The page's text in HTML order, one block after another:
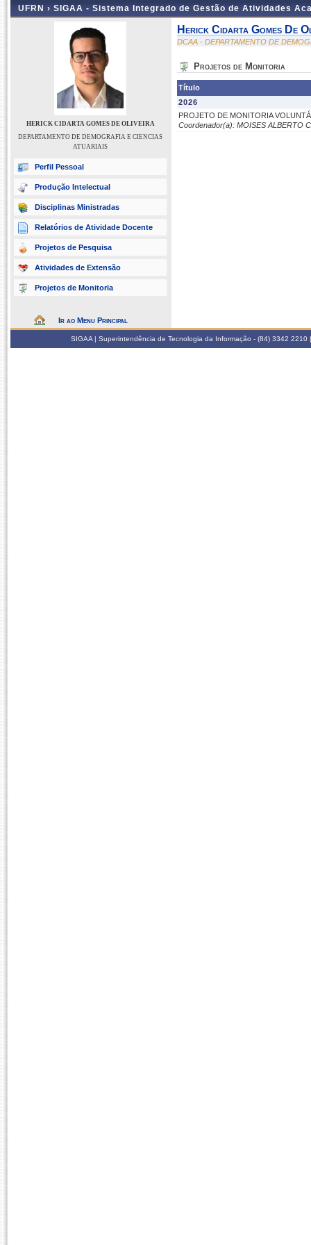
UFRN › SIGAA - Sistema Integrado de Gestão de Atividades
HERICK CIDARTA GOMES DE OLIVEIRA
DEPARTAMENTO DE DEMOGRAFIA E CIENCIAS
ATUARIAIS
Perfil Pessoal
Produção Intelectual
Disciplinas Ministradas
Relatórios de Atividade Docente
Projetos de Pesquisa
Atividades de Extensão
Projetos de Monitoria
Ir ao Menu Principal
Herick Cidarta Gomes De
DCAA - DEPARTAMENTO DE
Projetos de Monitoria
Título
2026
PROJETO DE MONITORIA
Coordenador(a): MOISES ALBERTO
SIGAA | Superintendência de Tecnologia da Informação - (84) 3342